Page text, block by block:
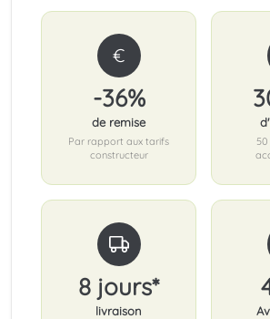
€
-36%
de remise
Par rapport aux tarifs
constructeur
8 jours*
livraison